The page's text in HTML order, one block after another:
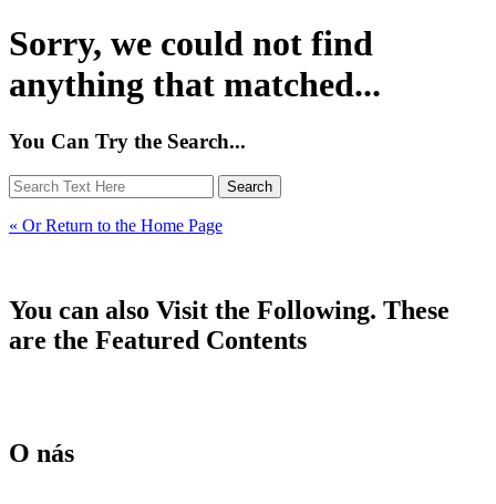
Sorry, we could not find
anything that matched...
You Can Try the Search...
« Or Return to the Home Page
You can also Visit the Following. These
are the Featured Contents
O nás